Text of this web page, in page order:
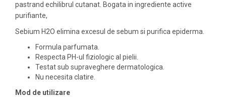
pastrand echilibrul cutanat. Bogata in ingrediente active
purifiante,
Sebium H2O elimina excesul de sebum si purifica epiderma.
Formula parfumata.
Respecta PH-ul fiziologic al pielii.
Testat sub supraveghere dermatologica.
Nu necesita clatire.
Mod de utilizare